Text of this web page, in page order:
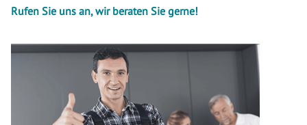
Rufen Sie uns an, wir beraten Sie gerne!